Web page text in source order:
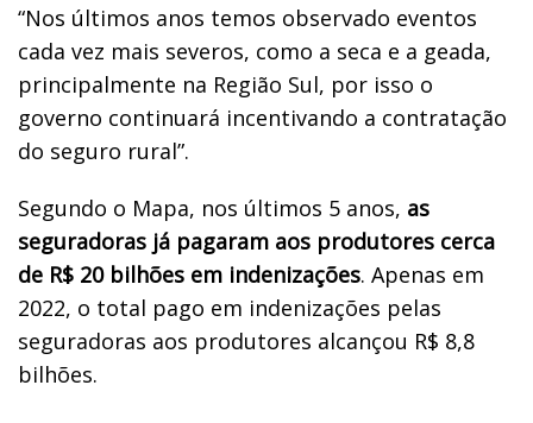
“Nos últimos anos temos observado eventos
cada vez mais severos, como a seca e a geada,
principalmente na Região Sul, por isso o
governo continuará incentivando a contratação
do seguro rural”.
Segundo o Mapa, nos últimos 5 anos, as
seguradoras já pagaram aos produtores cerca
de R$ 20 bilhões em indenizações. Apenas em
2022, o total pago em indenizações pelas
seguradoras aos produtores alcançou R$ 8,8
bilhões.